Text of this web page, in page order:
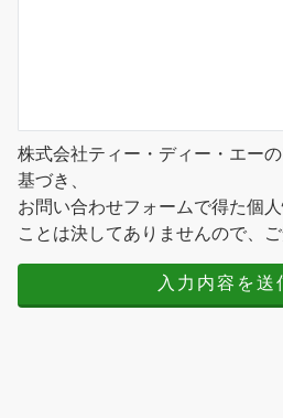
株式会社ティー・ディー・エー
基づき、
お問い合わせフォームで得た個
ことは決してありませんので、ご